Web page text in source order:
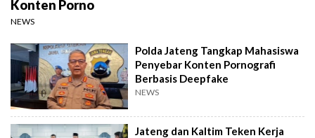
Konten Porno
NEWS
Polda Jateng Tangkap Mahasiswa
Penyebar Konten Pornografi
Berbasis Deepfake
NEWS
Jateng dan Kaltim Teken Kerja